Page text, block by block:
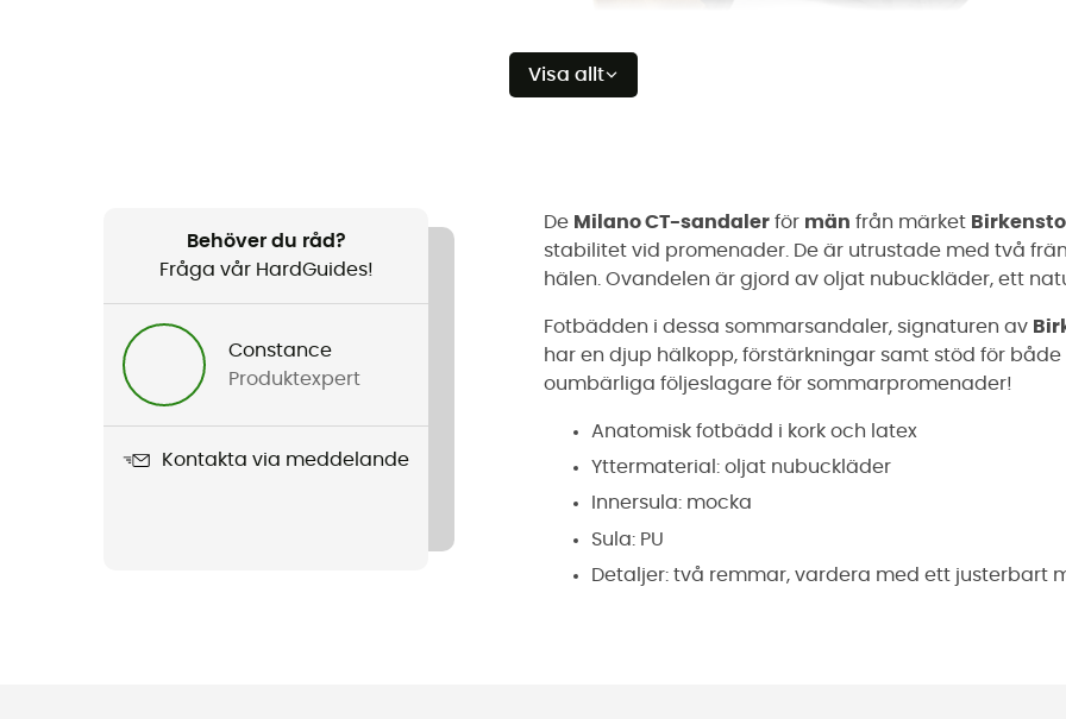
Visa allt
Behöver du råd?
Fråga vår HardGuides!
Constance
Produktexpert
Kontakta via meddelande
De Milano CT-sandaler för män från märket
stabilitet vid promenader. De är utrustade med två
hälen. Ovandelen är gjord av oljat nubuckläder, ett
Fotbädden i dessa sommarsandaler, signaturen av
har en djup hälkopp, förstärkningar samt stöd för både
oumbärliga följeslagare för sommarpromenader!
Anatomisk fotbädd i kork och latex
Yttermaterial: oljat nubuckläder
Innersula: mocka
Sula: PU
Detaljer: två remmar, vardera med ett justerbart